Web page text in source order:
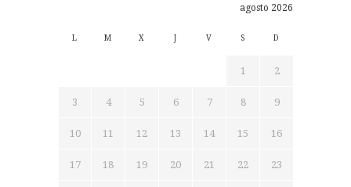
agosto 2026
L M X J V S D
1 2
3 4 5 6 7 8 9
10 11 12 13 14 15 16
17 18 19 20 21 22 23